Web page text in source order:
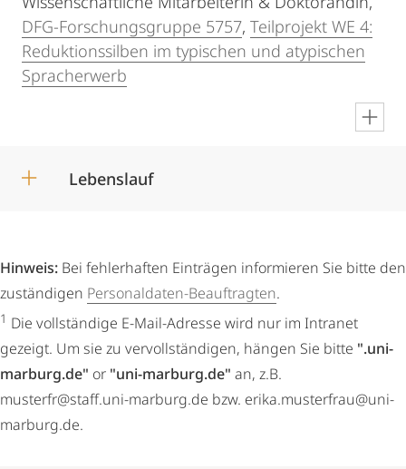
DFG-Forschungsgruppe 5757, Teilprojekt WE 4:
Reduktionssilben im typischen und atypischen
Spracherwerb
Lebenslauf
Hinweis: Bei fehlerhaften Einträgen informieren Sie bitte den
zuständigen Personaldaten-Beauftragten.
1 Die vollständige E-Mail-Adresse wird nur im Intranet
gezeigt. Um sie zu vervollständigen, hängen Sie bitte ".uni-
marburg.de" or "uni-marburg.de" an, z.B.
musterfr@staff.uni-marburg.de bzw. erika.musterfrau@uni-
marburg.de.